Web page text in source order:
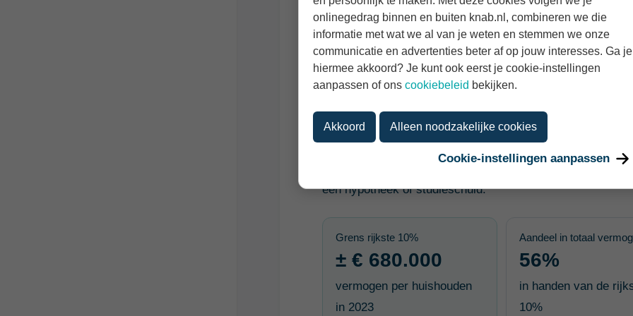
Hoeveel vermogen heeft de rijkste
Volgens CBS had de rijkste 10% van de huishoudens
Nederland. Om bij die 10% meest vermogende
680.000 vermogen nodig.
Vermogen betekent hier: bezittingen min schulden. Dus
waarde van een eigen woning, ondernemingsvermogen
een hypotheek of studieschuld.
Grens rijkste 10%
± € 680.000
vermogen per huishouden
in 2023
Aandeel in totaal
56%
in handen van de
10%
onlinegedrag binnen en buiten knab.nl, combineren we die
informatie met wat we al van je weten en stemmen we onze
communicatie en advertenties beter af op jouw interesses. Ga je
hiermee akkoord? Je kunt ook eerst je cookie-instellingen
aanpassen of ons cookiebeleid bekijken.
Akkoord Alleen noodzakelijke cookies
Cookie-instellingen aanpassen